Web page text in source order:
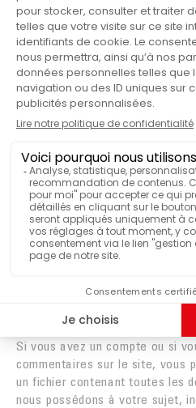
Si vous laissez un
métadonnées sont conservés
reconnaître et approuver
commentaires suivants au lieu
modération.
Pour les utilisateurs et
notre site (si cela est possible),
les données personnelles
les utilisateurs et utilisatrices
supprimer leurs informations
(à l’exception de leur nom
gestionnaires du site peuvent
informations.
LES DROITS QUE
VOS DONNÉES
Si vous avez un compte ou si
commentaires sur le site, vous
un fichier contenant toutes les
nous possédons à votre sujet,